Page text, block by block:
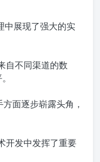
中展现了强大的实
自不同渠道的数
面逐步崭露头角，
开发中发挥了重要